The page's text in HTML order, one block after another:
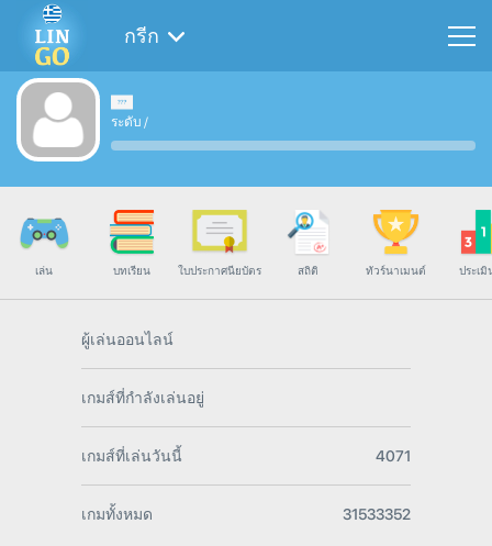
กรีก
ระดับ /
เล่น บทเรียน ใบประกาศนียบัตร สถิติ ทัวร์นาเมนต์ ประเมิ
ผู้เล่นออนไลน์
เกมส์ที่กำลังเล่นอยู่
เกมส์ที่เล่นวันนี้ 4071
เกมทั้งหมด 31533352